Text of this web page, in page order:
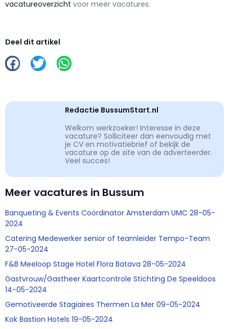
vacatureoverzicht voor meer vacatures.
Deel dit artikel
Redactie BussumStart.nl
Welkom werkzoeker! Interesse in deze
vacature? Solliciteer dan eenvoudig met
je CV en motivatiebrief of bekijk de
vacature op de site van de adverteerder.
Veel succes!
Meer vacatures in Bussum
Banqueting & Events Coördinator Amsterdam UMC 28-05-
2024
Catering Medewerker senior of teamleider Tempo-Team
27-05-2024
F&B Meeloop Stage Hotel Flora Batava 28-05-2024
Gastvrouw/Gastheer Kaartcontrole Stichting De Speeldoos
14-05-2024
Gemotiveerde Stagiaires Thermen La Mer 09-05-2024
Kok Bastion Hotels 19-05-2024